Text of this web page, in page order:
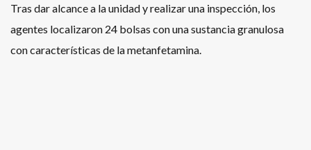
Tras dar alcance a la unidad y realizar una inspección, los
agentes localizaron 24 bolsas con una sustancia granulosa
con características de la metanfetamina.